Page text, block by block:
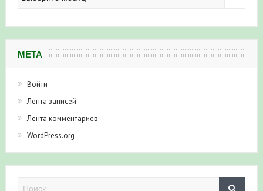
новостей
МЕТА
Войти
Лента записей
Лента комментариев
WordPress.org